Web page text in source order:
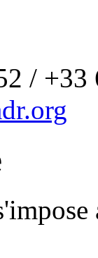
/ +33